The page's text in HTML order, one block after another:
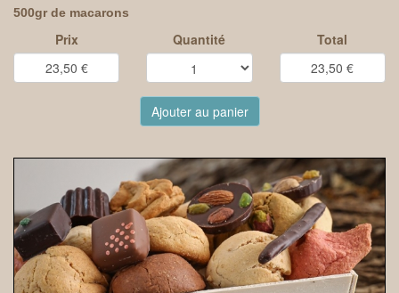
500gr de macarons
Prix Quantité Total
Ajouter au panier